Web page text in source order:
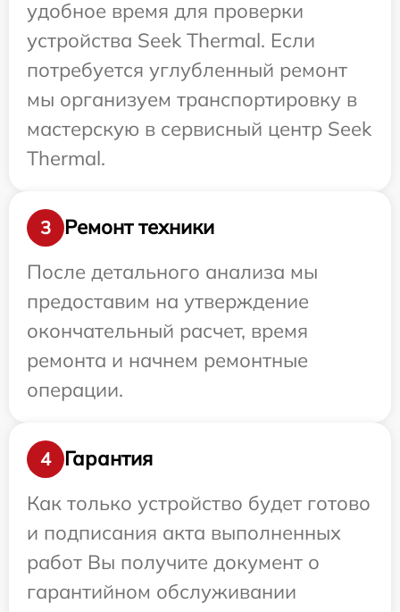
удобное время для проверки
устройства Seek Thermal. Если
потребуется углубленный ремонт
мы организуем транспортировку в
мастерскую в сервисный центр Seek
Thermal.
3
Ремонт техники
После детального анализа мы
предоставим на утверждение
окончательный расчет, время
ремонта и начнем ремонтные
операции.
4
Гарантия
Как только устройство будет готово
и подписания акта выполненных
работ Вы получите документ о
гарантийном обслуживании